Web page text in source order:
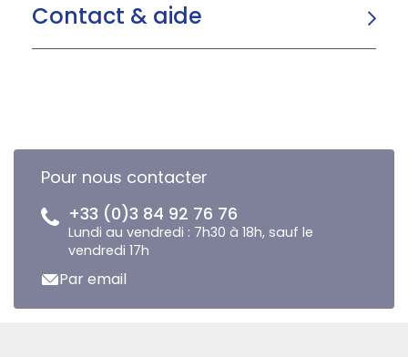
Contact & aide
Pour nous contacter
+33 (0)3 84 92 76 76
Lundi au vendredi : 7h30 à 18h, sauf le
vendredi 17h
Par email